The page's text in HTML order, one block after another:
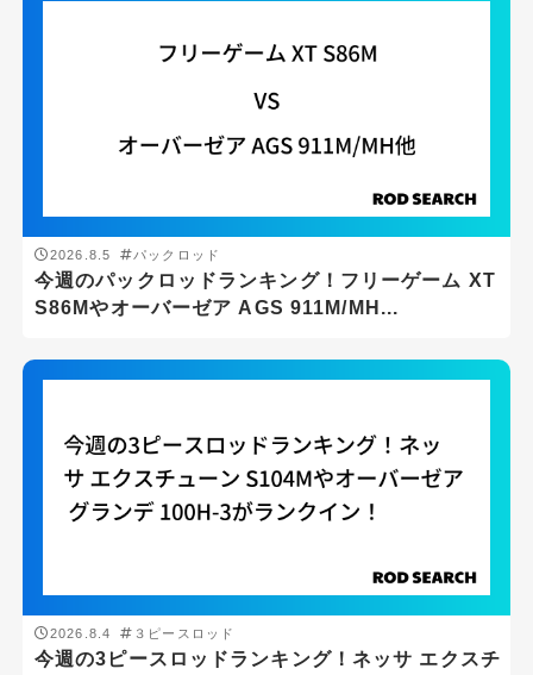
2026.8.5 パックロッド
今週のパックロッドランキング！フリーゲーム XT
S86Mやオーバーゼア AGS 911M/MH...
2026.8.4 ３ピースロッド
今週の3ピースロッドランキング！ネッサ エクスチ